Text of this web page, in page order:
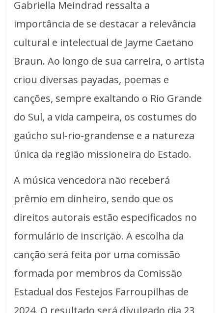
Gabriella Meindrad ressalta a
importância de se destacar a relevância
cultural e intelectual de Jayme Caetano
Braun. Ao longo de sua carreira, o artista
criou diversas payadas, poemas e
canções, sempre exaltando o Rio Grande
do Sul, a vida campeira, os costumes do
gaúcho sul-rio-grandense e a natureza
única da região missioneira do Estado.
A música vencedora não receberá
prêmio em dinheiro, sendo que os
direitos autorais estão especificados no
formulário de inscrição. A escolha da
canção será feita por uma comissão
formada por membros da Comissão
Estadual dos Festejos Farroupilhas de
2024. O resultado será divulgado dia 23